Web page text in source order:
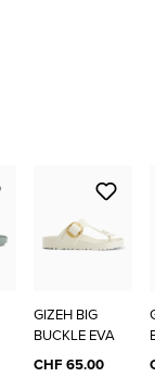
GIZEH BIG
BUCKLE EVA
CHF 65.00